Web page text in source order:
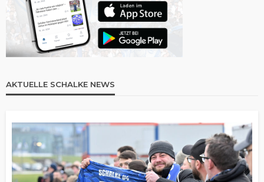
AKTUELLE SCHALKE NEWS